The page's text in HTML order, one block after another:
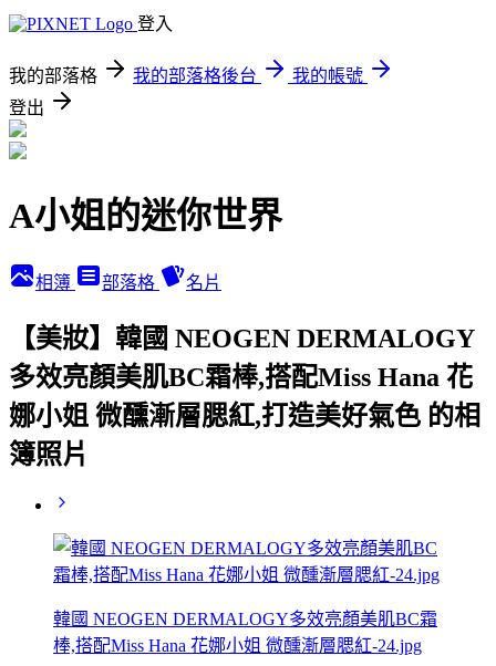
登入
我的部落格 我的部落格後台
我的帳號
登出
A小姐的迷你世界
相簿 部落格 名片
【美妝】韓國 NEOGEN DERMALOGY
多效亮顏美肌BC霜棒,搭配Miss Hana 花
娜小姐 微醺漸層腮紅,打造美好氣色 的相
簿照片
韓國 NEOGEN DERMALOGY多效亮顏美肌BC霜
棒,搭配Miss Hana 花娜小姐 微醺漸層腮紅-24.jpg